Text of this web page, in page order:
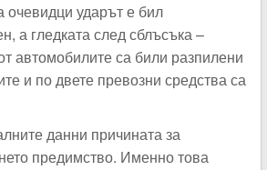
ударът е бил
а гледката след сблъсъка –
автомобилите са били разпилени
и по двете превозни средства са
данни причината за
предимство. Именно това